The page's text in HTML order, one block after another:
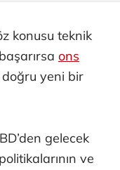
konusu teknik
ons
yeni bir
gelecek
ve